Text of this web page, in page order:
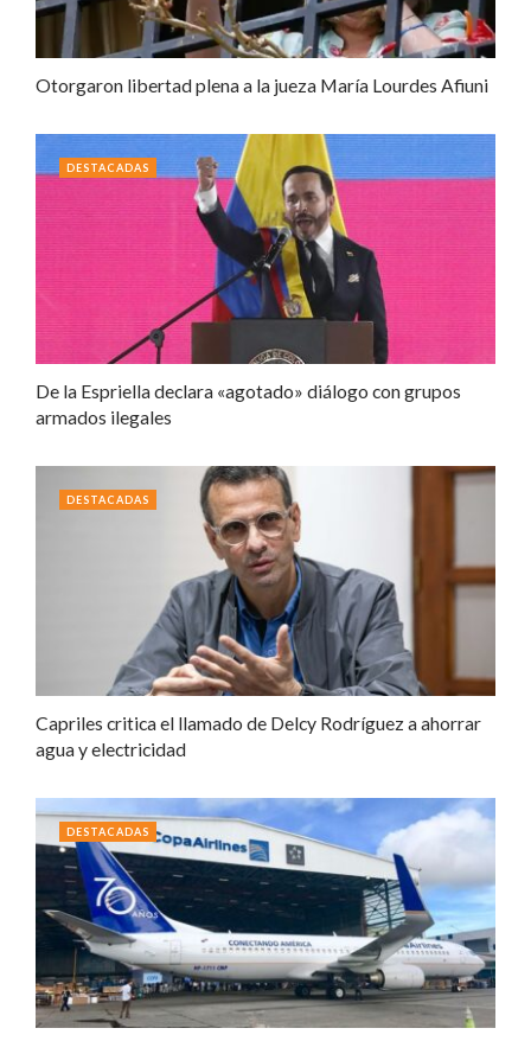
Otorgaron libertad plena a la jueza María Lourdes Afiuni
De la Espriella declara «agotado» diálogo con grupos
armados ilegales
DESTACADAS
Capriles critica el llamado de Delcy Rodríguez a ahorrar
agua y electricidad
DESTACADAS
DESTACADAS